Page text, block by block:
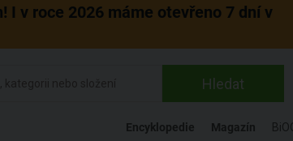
I v roce 2026 máme otevřeno 7 dní v
Hledat
Encyklopedie Magazín